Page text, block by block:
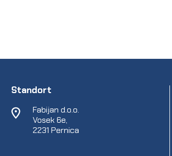
Standort
Fabijan d.o.o.
Vosek 6e,
2231 Pernica